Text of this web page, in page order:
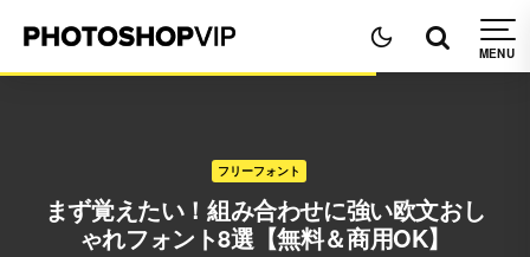
フリーフォント
まず覚えたい！組み合わせに強い欧文おし
ゃれフォント8選【無料＆商用OK】